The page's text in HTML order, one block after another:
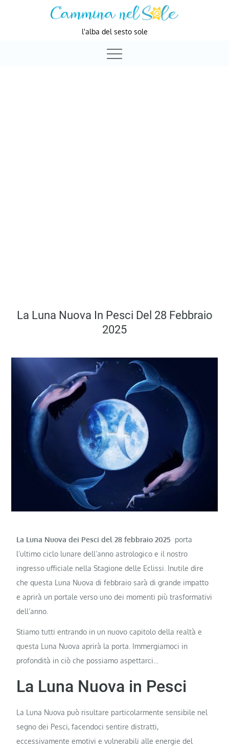
l'alba del sesto sole
La Luna Nuova In Pesci Del 28 Febbraio
2025
La Luna Nuova dei Pesci del 28 febbraio 2025 porta
l’ultimo ciclo lunare dell’anno astrologico e il nostro
ingresso ufficiale nella Stagione delle Eclissi. Inutile dire
che questa Luna Nuova di febbraio sarà di grande impatto
e aprirà un portale verso uno dei momenti più trasformativi
dell’anno.
Stiamo tutti entrando in un nuovo capitolo della realtà e
questa Luna Nuova aprirà la porta. Immergiamoci in
profondità in ciò che possiamo aspettarci…
La Luna Nuova in Pesci
La Luna Nuova può risultare particolarmente sensibile nel
segno dei Pesci, facendoci sentire distratti,
eccessivamente emotivi e vulnerabili alle energie del